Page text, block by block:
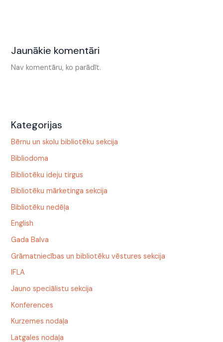
Jaunākie komentāri
Nav komentāru, ko parādīt.
Kategorijas
Bērnu un skolu bibliotēku sekcija
Bibliodoma
Bibliotēku ideju tirgus
Bibliotēku mārketinga sekcija
Bibliotēku nedēļa
English
Gada Balva
Grāmatniecības un bibliotēku vēstures sekcija
IFLA
Jauno speciālistu sekcija
Konferences
Kurzemes nodaļa
Latgales nodaļa